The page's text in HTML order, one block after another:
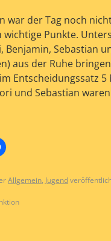
war der Tag noch
wichtige Punkte.
Benjamin, Sebastian
aus der Ruhe
Entscheidungssatz
und Sebastian
Allgemein, Jugend